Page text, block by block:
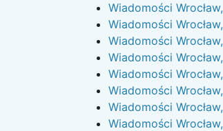
Wiadomości Wrocław,
Wiadomości Wrocław,
Wiadomości Wrocław,
Wiadomości Wrocław,
Wiadomości Wrocław,
Wiadomości Wrocław,
Wiadomości Wrocław,
Wiadomości Wrocław,